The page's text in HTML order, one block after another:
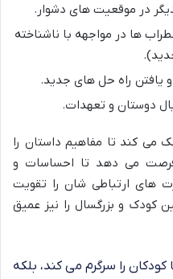
در موقعیت های دشوار.
ها در مواجهه با ناشناخته
یافتن راه حل های جدید.
دوستان و تعهدات.
می کند تا مفاهیم داستان را
فرصت می دهد تا احساسات و
های ارتباطی شان را تقویت
کودک و بزرگسال را نیز عمیق
کودکان را سرگرم می کند، بلکه